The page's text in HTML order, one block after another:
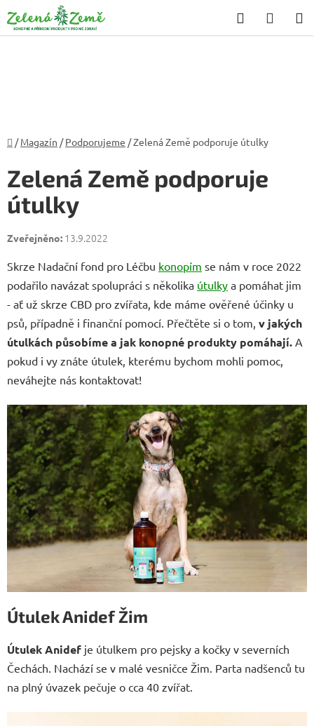
na
obsah
Hledat
KOŠÍK
Domů
/ Magazín / Podporujeme /Zelená Země podporuje útulky
Zelená Země podporuje
útulky
13.9.2022
Skrze Nadační fond pro Léčbu konopím se nám v roce 2022
podařilo navázat spolupráci s několika útulky a pomáhat jim
- ať už skrze CBD pro zvířata, kde máme ověřené účinky u
psů, případně i finanční pomocí. Přečtěte si o tom, v jakých
útulkách působíme a jak konopné produkty pomáhají. A
pokud i vy znáte útulek, kterému bychom mohli pomoc,
neváhejte nás kontaktovat!
Útulek Anidef Žim
Útulek Anidef je útulkem pro pejsky a kočky v severních
Čechách. Nachází se v malé vesničce Žim. Parta nadšenců tu
na plný úvazek pečuje o cca 40 zvířat.